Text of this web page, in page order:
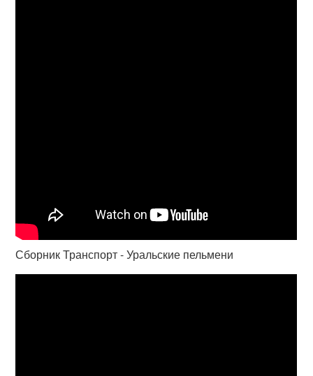
Сборник Транспорт - Уральские пельмени